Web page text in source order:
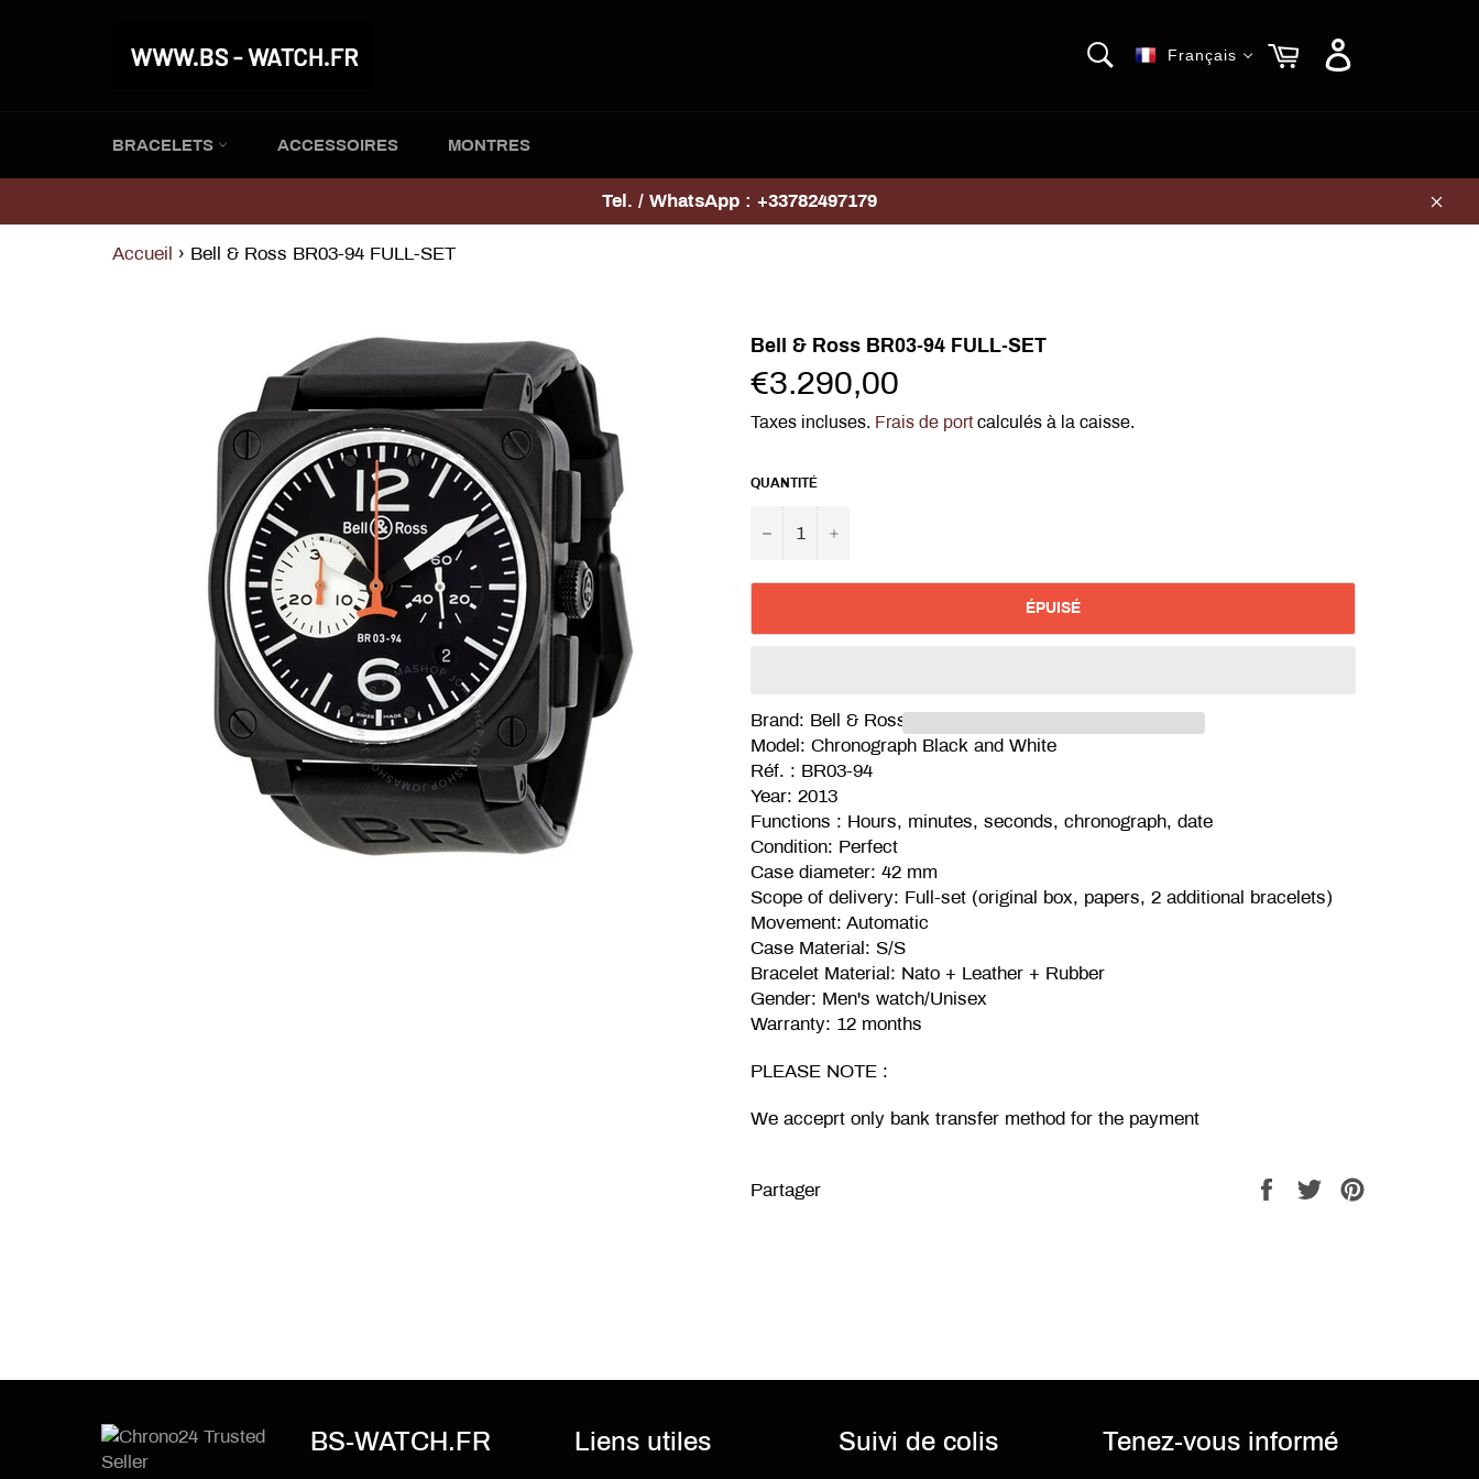
Français Panier
BRACELETS ACCESSOIRES MONTRES
Tel. / WhatsApp : +33782497179
Accueil › Bell & Ross BR03-94 FULL-SET
Bell & Ross BR03-94 FULL-SET
Prix
régulier
€3.290,00
Taxes incluses. Frais de portcalculés à la caisse.
QUANTITÉ
− +
ÉPUISÉ
Brand: Bell & Ross
Model: Chronograph Black and White
Réf. : BR03-94
Year: 2013
Functions : Hours, minutes, seconds, chronograph, date
Condition: Perfect
Case diameter: 42 mm
Scope of delivery: Full-set (original box, papers, 2 additional bracelets)
Movement: Automatic
Case Material: S/S
Bracelet Material: Nato + Leather + Rubber
Gender: Men's watch/Unisex
Warranty: 12 months
PLEASE NOTE :
We acceprt only bank transfer method for the payment
Partager
PartagerTweeter
BS-WATCH.FR Liens utiles Suivi de colis Tenez-vous informé